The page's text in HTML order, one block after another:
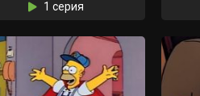
1 серия